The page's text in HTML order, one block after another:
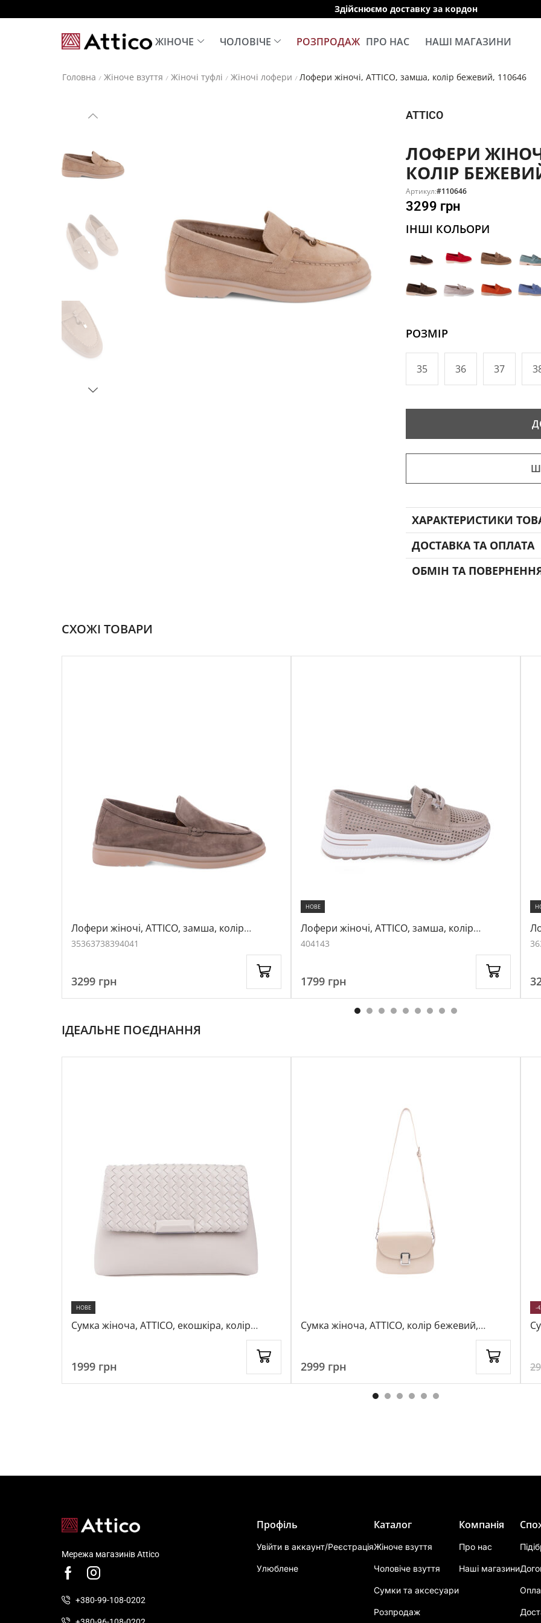
Здійснюємо доставку за кордон
ЖІНОЧЕ ЧОЛОВІЧЕ РОЗПРОДАЖ ПРО НАС НАШІ МАГАЗИНИ
Головна / Жіноче взуття / Жіночі туфлі / Жіночі лофери / Лофери жіночі, ATTICO, замша, колір бежевий, 110646
ATTICO
ЛОФЕРИ
КОЛІР
Артикул:#110646
3299 грн
ІНШІ КОЛЬОРИ
РОЗМІР
35 36 37
ХАРАКТЕРИСТИКИ
ДОСТАВКА ТА ОПЛАТА
ОБМІН ТА
СХОЖІ ТОВАРИ
Лофери жіночі, ATTICO, замша, колір
бежевий, 1051502
35363738394041
3299 грн
НОВЕ
Лофери жіночі, ATTICO, замша, колір
бежевий, 1056988
404143
1799 грн
36
ІДЕАЛЬНЕ ПОЄДНАННЯ
НОВЕ
Сумка жіноча, ATTICO, екошкіра, колір
1999 грн
Сумка жіноча, ATTICO, колір бежевий,
2999 грн
-
Мережа магазинів Attico
+380-99-108-0202
Профіль
Увійти в аккаунт/Реєстрація
Улюблене
Каталог
Жіноче взуття
Чоловіче взуття
Сумки та аксесуари
Розпродаж
Компанія
Про нас
Наші магазини